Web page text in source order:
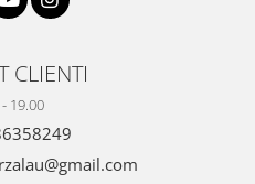
CLIENTI
19.00